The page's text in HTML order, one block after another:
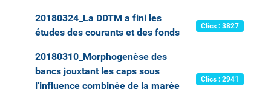
20180324_La DDTM a fini les
études des courants et des fonds
Clics : 3827
20180310_Morphogenèse des
bancs jouxtant les caps sous
l'influence combinée de la marée
Clics : 2941